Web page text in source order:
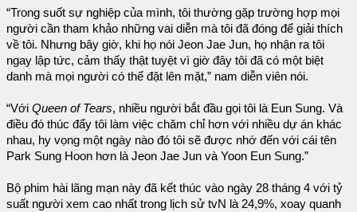
“Trong suốt sự nghiệp của mình, tôi thường gặp trường hợp mọi
người cần tham khảo những vai diễn mà tôi đã đóng để giải thích
về tôi. Nhưng bây giờ, khi họ nói Jeon Jae Jun, họ nhận ra tôi
ngay lập tức, cảm thấy thật tuyệt vì giờ đây tôi đã có một biệt
danh mà mọi người có thể đặt lên mặt,” nam diễn viên nói.
“Với Queen of Tears, nhiều người bắt đầu gọi tôi là Eun Sung. Và
điều đó thúc đẩy tôi làm việc chăm chỉ hơn với nhiều dự án khác
nhau, hy vọng một ngày nào đó tôi sẽ được nhớ đến với cái tên
Park Sung Hoon hơn là Jeon Jae Jun và Yoon Eun Sung.”
Bộ phim hài lãng mạn này đã kết thúc vào ngày 28 tháng 4 với tỷ
suất người xem cao nhất trong lịch sử tvN là 24,9%, xoay quanh